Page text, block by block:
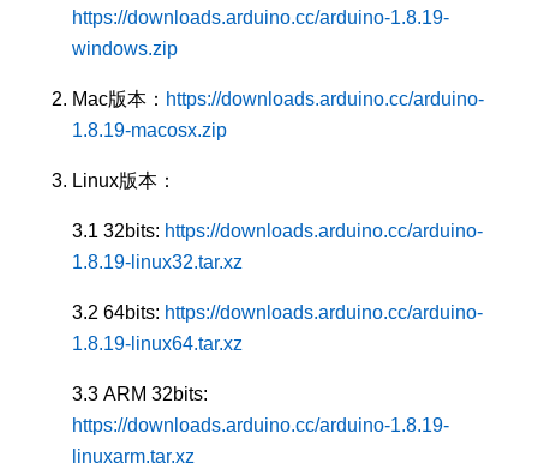
https://downloads.arduino.cc/arduino-1.8.19-
windows.zip
Mac版本： https://downloads.arduino.cc/arduino-
1.8.19-macosx.zip
Linux版本：
3.1 32bits: https://downloads.arduino.cc/arduino-
1.8.19-linux32.tar.xz
3.2 64bits: https://downloads.arduino.cc/arduino-
1.8.19-linux64.tar.xz
3.3 ARM 32bits:
https://downloads.arduino.cc/arduino-1.8.19-
linuxarm.tar.xz